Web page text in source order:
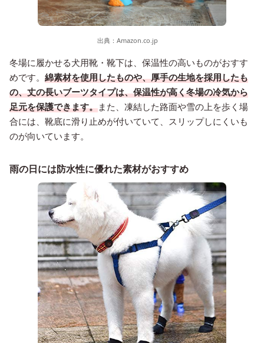
出典： Amazon.co.jp
冬場に履かせる犬用靴・靴下は、保温性の高いものがおすす
めです。 綿素材を使用したものや、厚手の生地を採用したも
の、丈の長いブーツタイプは、保温性が高く冬場の冷気から
足元を保護できます。また、凍結した路面や雪の上を歩く場
合には、靴底に滑り止めが付いていて、スリップしにくいも
のが向いています。
雨の日には防水性に優れた素材がおすすめ